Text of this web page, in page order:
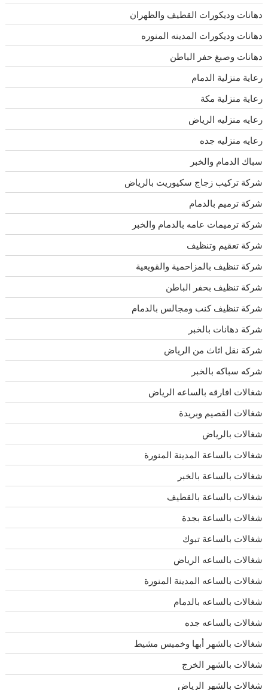
دهانات وديكورات القطيف والظهران
دهانات وديكورات المدينه المنوره
دهانات وصبغ حفر الباطن
رعاية منزلية الدمام
رعاية منزلية مكة
رعايه منزليه الرياض
رعايه منزليه جده
سباك الدمام والخبر
شركة تركيب زجاج سكيوريت بالرياض
شركة ترميم بالدمام
شركة ترميمات عامه بالدمام والخبر
شركة تعقيم وتنظيف
شركة تنظيف بالمزاحمية والقويعية
شركة تنظيف بحفر الباطن
شركة تنظيف كنب ومجالس بالدمام
شركة دهانات بالخبر
شركة نقل اثاث من الرياض
شركه سباكه بالخبر
شغالات افارقه بالساعه الرياض
شغالات القصيم وبريدة
شغالات بالرياض
شغالات بالساعة المدينة المنورة
شغالات بالساعة بالخبر
شغالات بالساعة بالقطيف
شغالات بالساعة بجدة
شغالات بالساعة تبوك
شغالات بالساعه الرياض
شغالات بالساعه المدينة المنورة
شغالات بالساعه بالدمام
شغالات بالساعه جده
شغالات بالشهر أبها وخميس مشيط
شغالات بالشهر الخرج
شغالات بالشهر الرياض